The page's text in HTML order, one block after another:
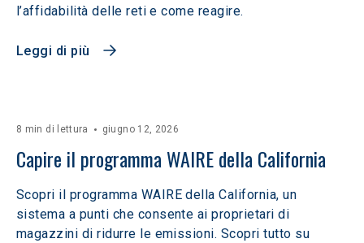
l’affidabilità delle reti e come reagire.
Leggi di più
8 min di lettura giugno 12, 2026
Capire il programma WAIRE della California
Scopri il programma WAIRE della California, un
sistema a punti che consente ai proprietari di
magazzini di ridurre le emissioni. Scopri tutto su